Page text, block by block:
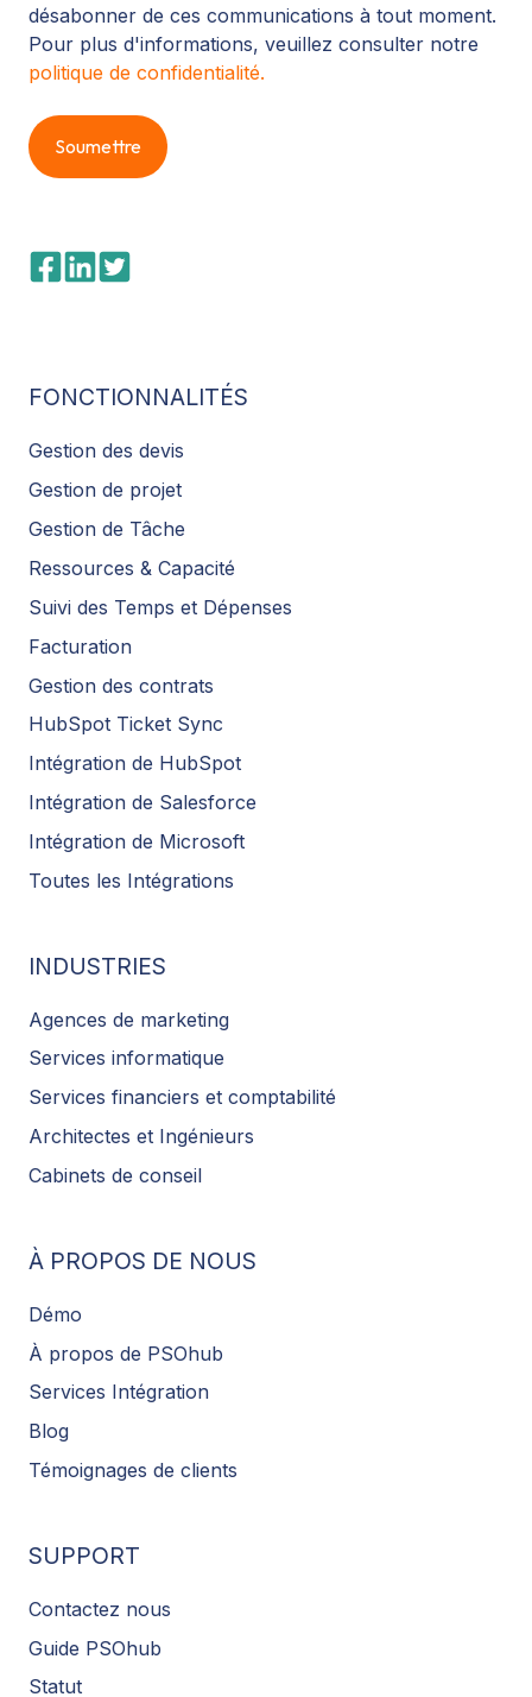
désabonner de ces communications à tout moment.
Pour plus d'informations, veuillez consulter notre
politique de confidentialité.
FONCTIONNALITÉS
Gestion des devis
Gestion de projet
Gestion de Tâche
Ressources & Capacité
Suivi des Temps et Dépenses
Facturation
Gestion des contrats
HubSpot Ticket Sync
Intégration de HubSpot
Intégration de Salesforce
Intégration de Microsoft
Toutes les Intégrations
INDUSTRIES
Agences de marketing
Services informatique
Services financiers et comptabilité
Architectes et Ingénieurs
Cabinets de conseil
À PROPOS DE NOUS
Démo
À propos de PSOhub
Services Intégration
Blog
Témoignages de clients
SUPPORT
Contactez nous
Guide PSOhub
Statut